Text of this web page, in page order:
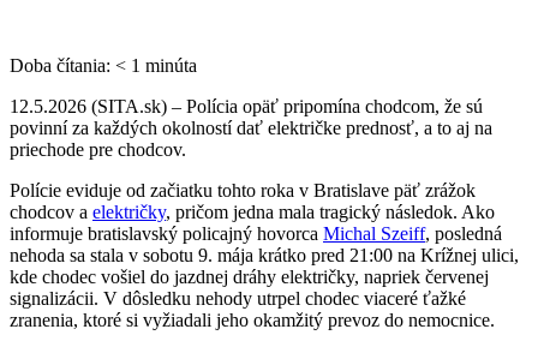
Doba čítania: < 1 minúta
12.5.2026 (SITA.sk) – Polícia opäť pripomína chodcom, že sú
povinní za každých okolností dať električke prednosť, a to aj na
priechode pre chodcov.
Polície eviduje od začiatku tohto roka v Bratislave päť zrážok
chodcov a električky, pričom jedna mala tragický následok. Ako
informuje bratislavský policajný hovorca Michal Szeiff, posledná
nehoda sa stala v sobotu 9. mája krátko pred 21:00 na Krížnej ulici,
kde chodec vošiel do jazdnej dráhy električky, napriek červenej
signalizácii. V dôsledku nehody utrpel chodec viaceré ťažké
zranenia, ktoré si vyžiadali jeho okamžitý prevoz do nemocnice.